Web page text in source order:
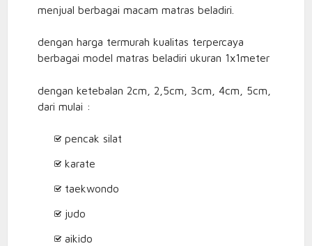
menjual berbagai macam matras beladiri.
dengan harga termurah kualitas terpercaya
berbagai model matras beladiri ukuran 1x1meter
dengan ketebalan 2cm, 2,5cm, 3cm, 4cm, 5cm,
dari mulai :
pencak silat
karate
taekwondo
judo
aikido